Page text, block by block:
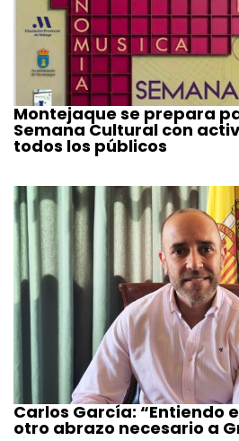
Montejaque se prepara
Semana Cultural con
todos los públicos
Carlos García: “Entiendo
otro abrazo necesario a